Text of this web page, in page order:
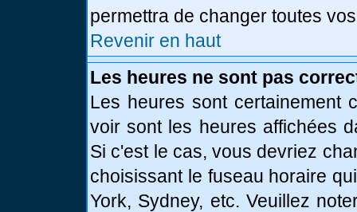
permettra de changer toutes
Revenir en haut
Les heures ne sont pas
Les heures sont certainement
voir sont les heures affichées
Si c'est le cas, vous devriez
choisissant le fuseau horaire
York, Sydney, etc. Veuillez